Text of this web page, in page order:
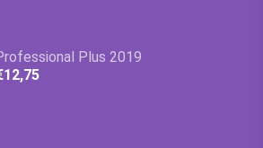
Plus 2019